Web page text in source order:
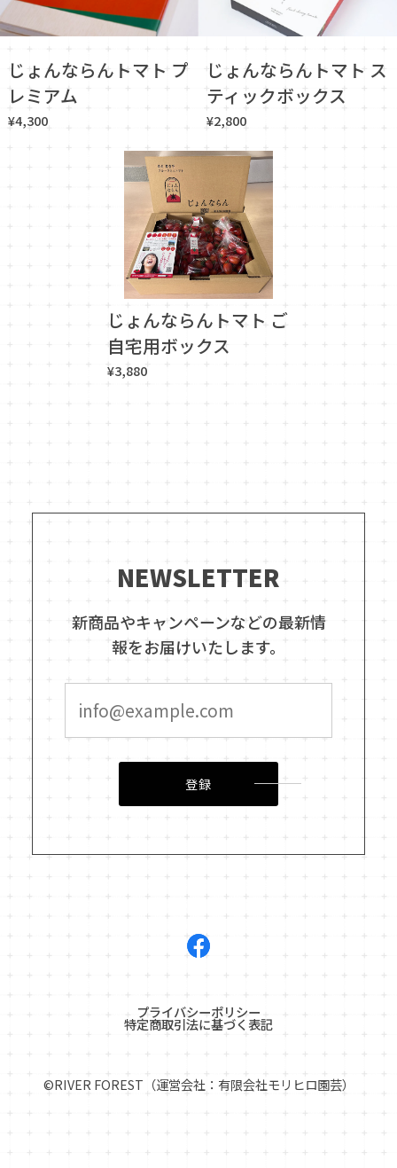
じょんならんトマト プ
レミアム
¥4,300
じょんならんトマト ス
ティックボックス
¥2,800
じょんならんトマト ご
自宅用ボックス
¥3,880
NEWSLETTER
新商品やキャンペーンなどの最新情
報をお届けいたします。
登録
プライバシーポリシー
特定商取引法に基づく表記
©︎RIVER FOREST（運営会社：有限会社モリヒロ園芸）